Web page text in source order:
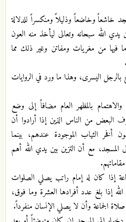
خاشعاً وخاضعاً وذليلاً ومنكسراً للدلالة
الله سبحانه وتعالى ليأخذ منه العون
ما فيها من مغريات ومفاتن وغير ذلك مما
بالرجل اليسرى، وهذا ما ورد في الروايات
والاهتمام بالمظهر العام مضافاً إلى وضع
البعض من الناس الذين إذا أرادوا أن
أفخر الثياب الموجودة عندهم، بينما
المسجد، مع أن التزين بين يدي الله أهم
إذا كان له إمام راتب يصلي الصلوات
إذا بلغ عدد أفرادها العشرة وما فوق،
الجماعة وأن لا يصلي الإنسان منفرداً.